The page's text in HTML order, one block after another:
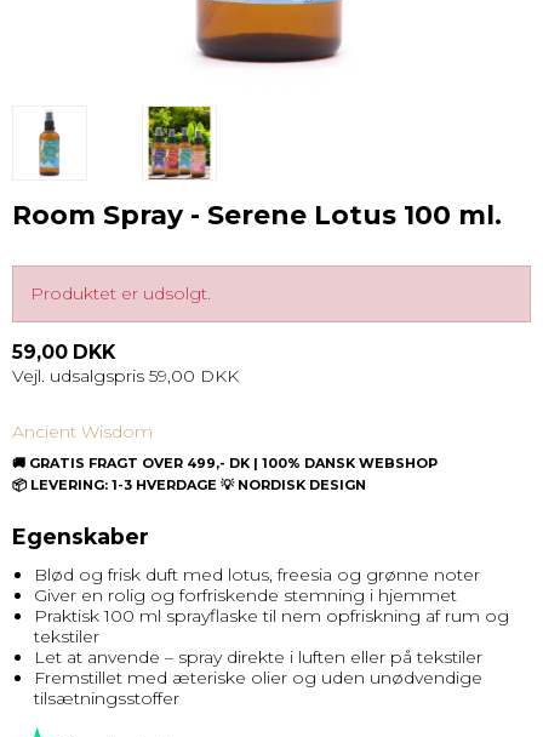
Room Spray - Serene Lotus 100 ml.
Produktet er udsolgt.
59,00 DKK
Vejl. udsalgspris 59,00 DKK
Ancient Wisdom
🚚 GRATIS FRAGT OVER 499,- DK | 100% DANSK WEBSHOP
📦 LEVERING: 1-3 HVERDAGE 💡 NORDISK DESIGN
Egenskaber
Blød og frisk duft med lotus, freesia og grønne noter
Giver en rolig og forfriskende stemning i hjemmet
Praktisk 100 ml sprayflaske til nem opfriskning af rum og
tekstiler
Let at anvende – spray direkte i luften eller på tekstiler
Fremstillet med æteriske olier og uden unødvendige
tilsætningsstoffer